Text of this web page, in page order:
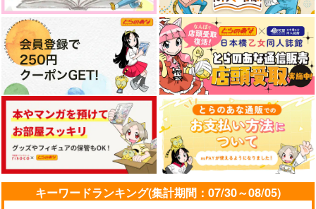
オクタヴィネル寮長は
当然忙しい
ナキガオ
787円（税込）
アズール・アーシェング
ロット
サンプル
作品詳細
羽煮WEB再録集2
お火延べ
2,357円 （税込）
サンプル
作品詳細
twst log
幸漫
2,200円（税込）
オクタヴィネル
サンプル
作品詳細
サンプル
作品詳細
キーワードランキング(集計期間：07/30～08/05)